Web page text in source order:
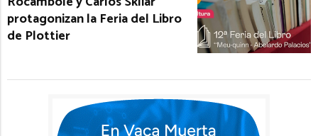
protagonizan la Feria del Libro
de Plottier